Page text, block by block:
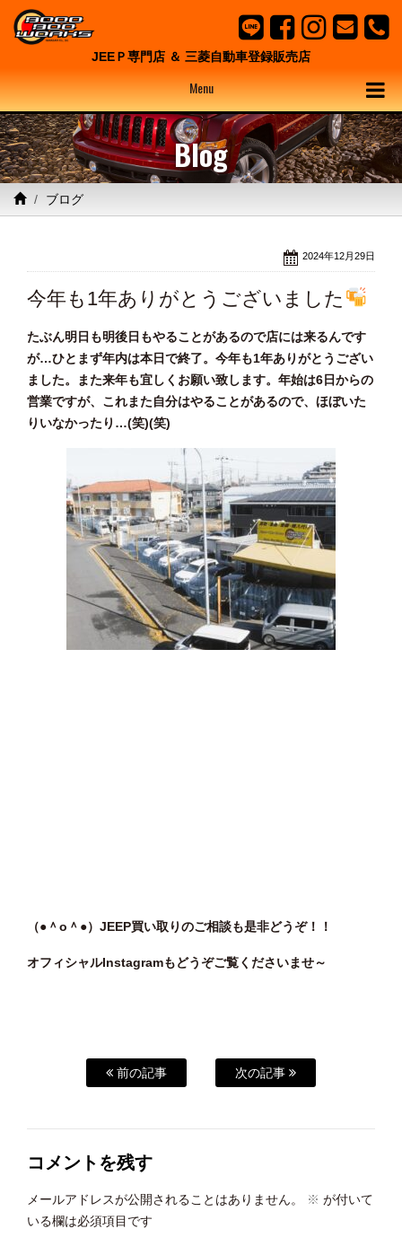
JEEＰ専門店 ＆ 三菱自動車登録販売店
Menu
Blog
ブログ
2024年12月29日
今年も1年ありがとうございました
たぶん明日も明後日もやることがあるので店には来るんです
が…ひとまず年内は本日で終了。今年も1年ありがとうござい
ました。また来年も宜しくお願い致します。年始は6日からの
営業ですが、これまた自分はやることがあるので、ほぼいた
りいなかったり…(笑)(笑)
（●＾o＾●）JEEP買い取りのご相談も是非どうぞ！！
オフィシャルInstagramもどうぞご覧くださいませ～
前の記事 次の記事
コメントを残す
メールアドレスが公開されることはありません。 ※ が付いて
いる欄は必須項目です